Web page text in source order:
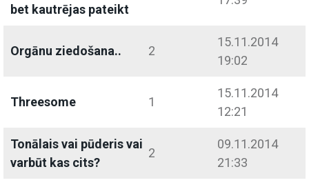
bet kautrējas pateikt
Orgānu ziedošana.. 2
15.11.2014
19:02
Threesome 1
15.11.2014
12:21
Tonālais vai pūderis vai
varbūt kas cits?
2
09.11.2014
21:33